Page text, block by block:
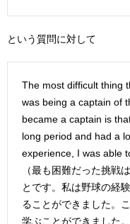
という質問に対して
The most difficult thing
was being a captain of
became a captain is
long period and had a
experience, I was able
（最も困難だった挑戦
とです。私は野球の経
ることができました。
学ぶことができました。